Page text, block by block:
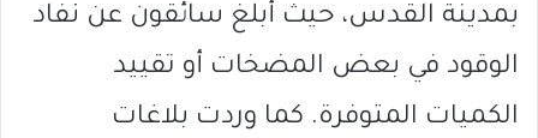
بمدينة القدس، حيث أبلغ سائقون عن نفاد
الوقود في بعض المضخات أو تقييد
الكميات المتوفرة. كما وردت بلاغات